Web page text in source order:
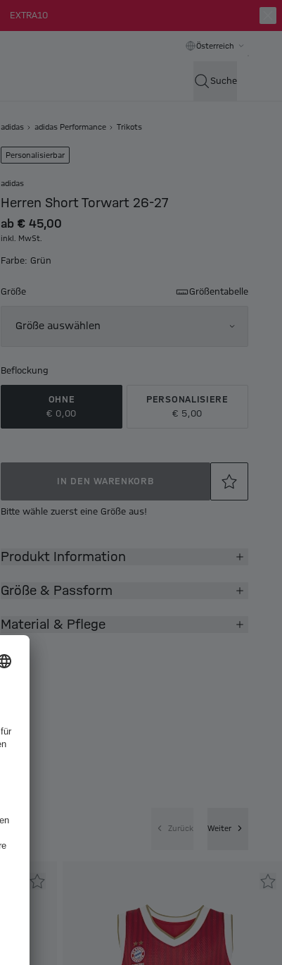
EXTRA10
Österreich
Suche
adidas adidas Performance Trikots
Personalisierbar
adidas
Herren Short Torwart 26-27
ab € 45,00
inkl. MwSt.
Farbe: Grün
Größe Größentabelle
Größe auswählen
Beflockung
OHNE
€ 0,00
PERSONALISIERE
€ 5,00
IN DEN WARENKORB
Bitte wähle zuerst eine Größe aus!
Produkt Information
Größe & Passform
Material & Pflege
Zurück Weiter